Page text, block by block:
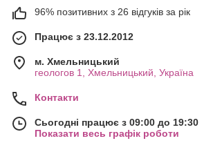
96% позитивних з 26 відгуків за рік
Працює з 23.12.2012
м. Хмельницький
геологов 1, Хмельницький, Україна
Контакти
Сьогодні працює з 09:00 до 19:30
Показати весь графік роботи